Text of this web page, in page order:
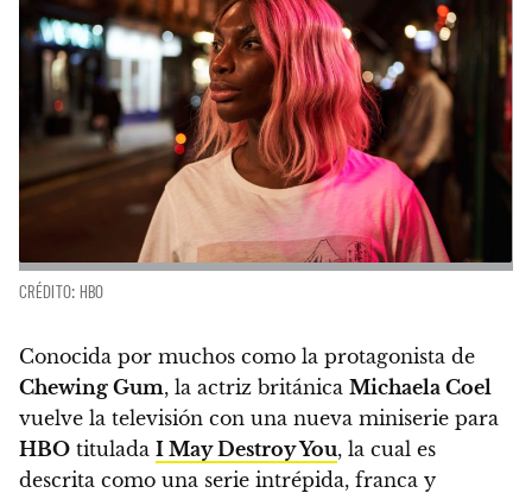
CRÉDITO: HBO
Conocida por muchos como la protagonista de
Chewing Gum, la actriz británica Michaela Coel
vuelve la televisión con una nueva miniserie para
HBO titulada I May Destroy You, la cual es
descrita como una serie intrépida, franca y